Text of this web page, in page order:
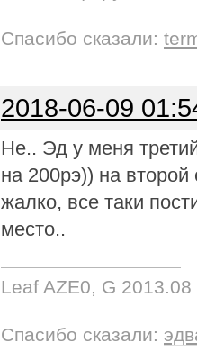
Спасибо сказали:
2018-06-09
Не.. Эд у меня
на 200рэ)) на
жалко, все таки
место..
Leaf AZE0, G 2013.08
Спасибо сказали: